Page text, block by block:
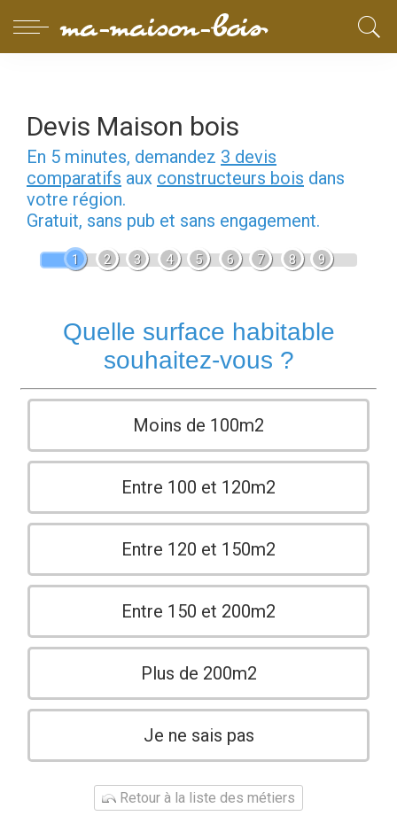
Devis Maison bois
En 5 minutes, demandez 3 devis
comparatifs aux constructeurs bois dans
votre région.
Gratuit, sans pub et sans engagement.
1 2 3 4 5 6 7 8 9
Quelle surface habitable
souhaitez-vous ?
Moins de 100m2
Entre 100 et 120m2
Entre 120 et 150m2
Entre 150 et 200m2
Plus de 200m2
Je ne sais pas
Retour à la liste des métiers